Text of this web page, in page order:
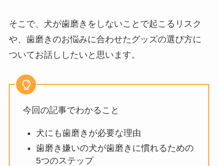
そこで、犬が歯磨きをしないことで起こるリスク
や、歯磨きのお悩みに合わせたグッズの選び方に
ついてお話ししたいと思います。
今回の記事でわかること
犬にも歯磨きが必要な理由
歯磨き嫌いの犬が歯磨きに慣れるための
5つのステップ